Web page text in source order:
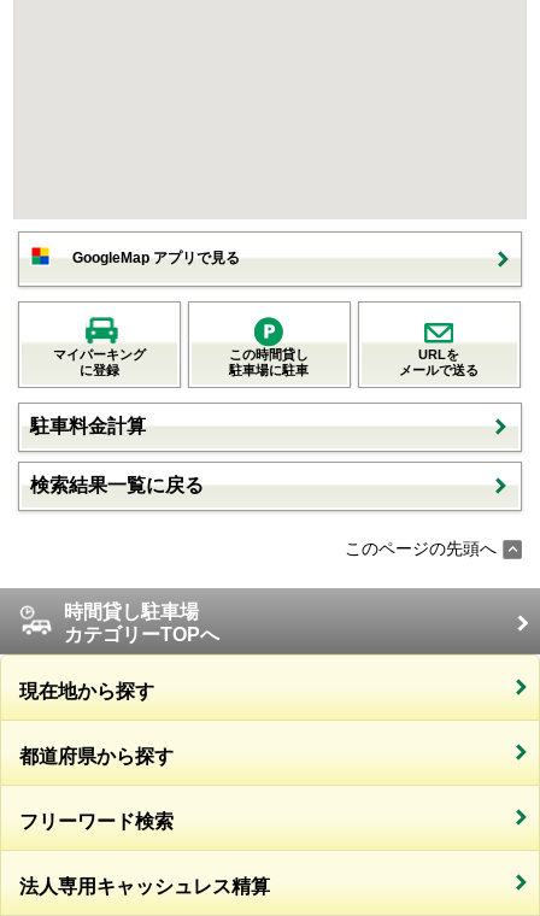
GoogleMap アプリで見る
マイパーキング
に登録
この時間貸し
駐車場に駐車
URLを
メールで送る
駐車料金計算
検索結果一覧に戻る
このページの先頭へ
時間貸し駐車場
カテゴリーTOPへ
現在地から探す
都道府県から探す
フリーワード検索
法人専用キャッシュレス精算